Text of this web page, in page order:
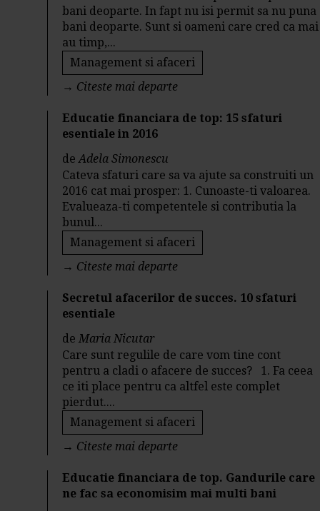
bani deoparte. In fapt nu isi permit sa nu puna
bani deoparte. Sunt si oameni care cred ca mai
au timp,...
Management si afaceri
→ Citeste mai departe
Educatie financiara de top: 15 sfaturi
esentiale in 2016
deAdela Simonescu
Cateva sfaturi care sa va ajute sa construiti un
2016 cat mai prosper: 1. Cunoaste-ti valoarea.
Evalueaza-ti competentele si contributia la
bunul...
Management si afaceri
→ Citeste mai departe
Secretul afacerilor de succes. 10 sfaturi
esentiale
deMaria Nicutar
Care sunt regulile de care vom tine cont
pentru a cladi o afacere de succes? 1. Fa ceea
ce iti place pentru ca altfel este complet
pierdut....
Management si afaceri
→ Citeste mai departe
Educatie financiara de top. Gandurile care
ne fac sa economisim mai multi bani